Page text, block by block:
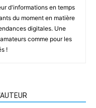
d'informations en temps
du moment en matière
digitales. Une
comme pour les
!